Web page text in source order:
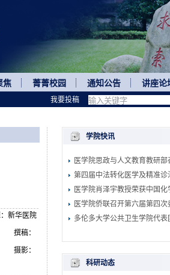
焦 菁菁校园 通知公告 讲座论
新华医院
撰稿：
摄影：
学院快讯
医学院思政与人文教育教研
第四届中法转化医学及精准
医学院肖泽宇教授荣获中国
医学院侨联召开第六届第四
多伦多大学公共卫生学院代表
科研动态
我要投稿